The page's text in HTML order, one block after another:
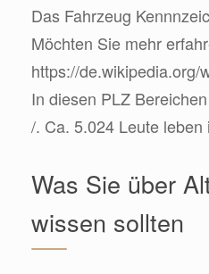
Das Fahrzeug
Möchten Sie mehr
https://de.wikipedia.org/
In diesen PLZ
/. Ca. 5.024 Leute leben
Was Sie über
wissen sollten